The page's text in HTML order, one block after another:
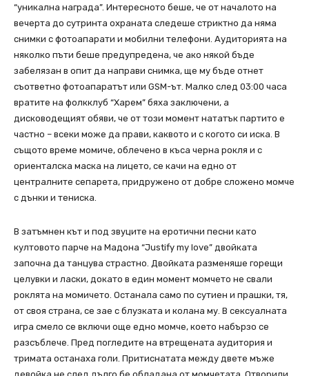
“уникална награда”. Интересното беше, че от началото на
вечерта до сутринта охраната следеше стриктно да няма
снимки с фотоапарати и мобилни телефони. Аудиторията на
няколко пъти беше предупредена, че ако някой бъде
забелязан в опит да направи снимка, ще му бъде отнет
съответно фотоапаратът или GSM-ът. Малко след 03:00 часа
вратите на фолкклуб “Харем” бяха заключени, а
дисководещият обяви, че от този момент нататък партито е
частно – всеки може да прави, каквото и с когото си иска. В
същото време момиче, облечено в къса черна рокля и с
ориенталска маска на лицето, се качи на едно от
централните сепарета, придружено от добре сложено момче
с дънки и тениска.
В затъмнен кът и под звуците на еротични песни като
култовото парче на Мадона “Justify my love” двойката
започна да танцува страстно. Двойката разменяше горещи
целувки и ласки, докато в един момент момчето не свали
роклята на момичето. Останала само по сутиен и прашки, тя,
от своя страна, се зае с блузката и колана му. В сексуалната
игра смело се включи още едно момче, което набързо се
разсъблече. Пред погледите на втрещената аудитория и
тримата останаха голи. Притиснатата между двете мъже